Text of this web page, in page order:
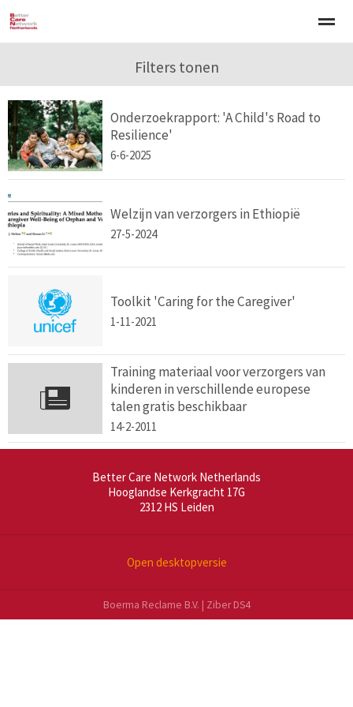
Werken met kinderen
Home Agenda
Filters tonen
Onderzoekrapport: 'A Child's Road to
Resilience'
6-6-2025
Welzijn van verzorgers in Ethiopië
27-5-2024
Toolkit 'Caring for the Caregiver'
1-11-2021
Training materiaal voor verzorgers van
kinderen in verschillende europese
talen gratis beschikbaar
14-2-2011
Better Care Network Netherlands
Hooglandse Kerkgracht 17G
2312 HS Leiden
Open desktopversie
Boerma Reclame B.V. | Ziber DS4